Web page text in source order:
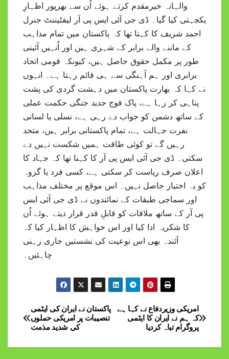
والہانہ خیرمقدم کرتے ہوئے اُن سے بھرپور اظہارِ
یکجہتی کیا گیا۔ ڈی جی آئی ایس پی آر لیفٹیننٹ جنرل
احمد شریف کا کہنا تھا کہ پاکستان میں تمام مذاہب
کے ماننے والے برابر کے شہری ہیں اور اُنہیں آئینی
طور پر مکمل حقوق حاصل ہیں، کیونکہ قومی اتحاد
برابری اور ہم آہنگی سے ہی قائم رہتا ہے۔ انہوں
نے کہا کہ بھارت پاکستان میں دہشت گردی کی پشت
پناہی کر رہا ہے، پاک فوج جدید جنگی حکمت عملی
کے ساتھ دشمن کو جواب دے رہی ہے، نسلی یا لسانی
نفرت جہالت ہے، تمام پاکستانی برابر ہیں، متحد
رہیں گے تو کوئی طاقت ہمیں شکست نہیں دے
سکتی۔ ڈی جی آئی ایس پی آر کا کہنا تھا کہ جہاد کا
اعلان صرف ریاست کر سکتی ہے، کسی فرد یا گروہ
کو یہ اختیار حاصل نہیں۔ اس موقع پر مختلف مذاہب
اور سماجی طبقات کے نمائندوں نے ڈی جی آئی ایس
پی آر کے ساتھ ملاقات کو قابلِ قدر قرار دیتے ہوئے اُن
کا شکریہ ادا کیا اور اس خواہش کا اظہار کیا کہ
آئندہ بھی اس نوعیت کی نشستیں جاری رہنی
چاہئیں۔
Post
navigation
امریکی وزیردفاع نے کہا ہے
کہ ہم نے ایران کا ایٹمی
پروگرام تباہ کردیا
پاکستان نے ایران کی ایٹمی
تنصیبات پر امریکی حملوں
کی شدید مذمت